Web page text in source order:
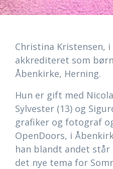
Christina Kristensen,
akkrediteret som
Åbenkirke, Herning.
Hun er gift med
Sylvester (13) og
grafiker og fotograf
OpenDoors, i
han blandt andet
det nye tema for